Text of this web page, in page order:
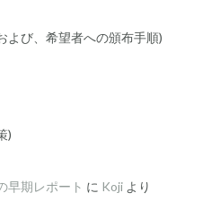
よび、希望者への頒布手順)
)
早期レポート に Kojiより